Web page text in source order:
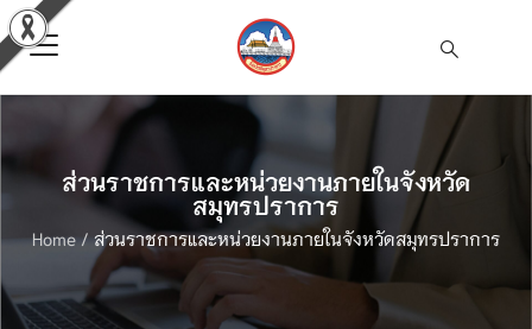
ส่วนราชการและหน่วยงานภายในจังหวัด
สมุทรปราการ
Home/ ส่วนราชการและหน่วยงานภายในจังหวัดสมุทรปราการ